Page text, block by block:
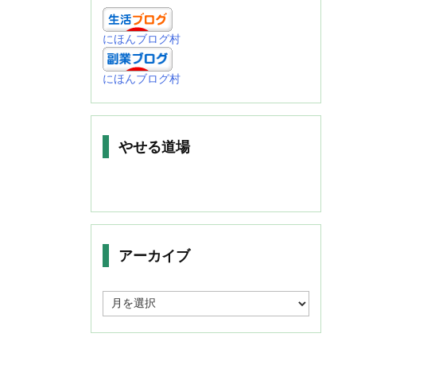
にほんブログ村
にほんブログ村
やせる道場
アーカイブ
ー